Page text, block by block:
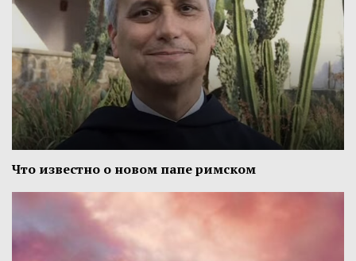
Что известно о новом папе римском